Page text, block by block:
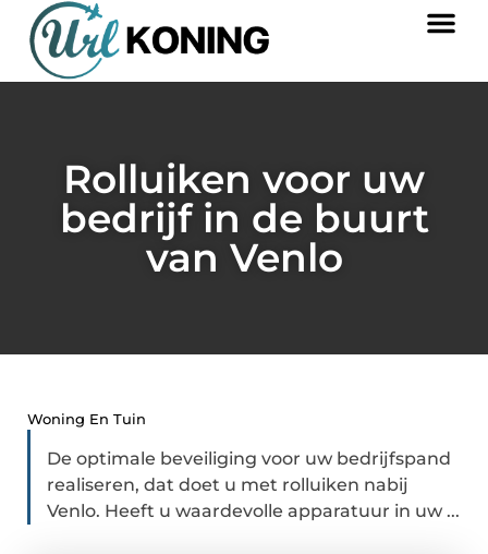
Rolluiken voor uw
bedrijf in de buurt
van Venlo
Woning En Tuin
De optimale beveiliging voor uw bedrijfspand
realiseren, dat doet u met rolluiken nabij
Venlo. Heeft u waardevolle apparatuur in uw ...